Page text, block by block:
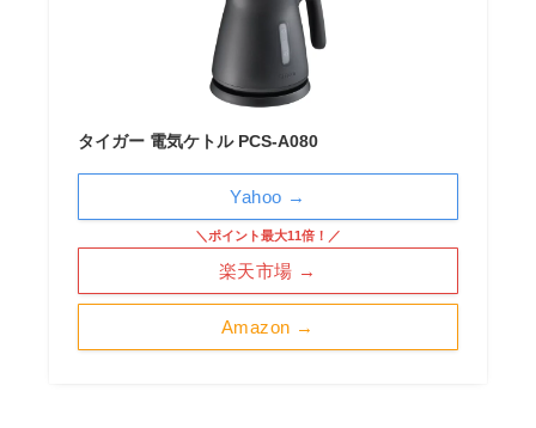
タイガー 電気ケトル PCS-A080
Amazon →
＼ポイント最大11倍！／
楽天市場 →
Yahoo →